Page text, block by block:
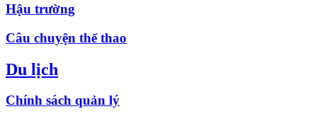
Hậu trường
Câu chuyện thể thao
Du lịch
Chính sách quản lý